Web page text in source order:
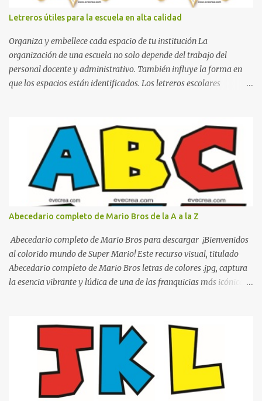
Letreros útiles para la escuela en alta calidad
Organiza y embellece cada espacio de tu institución La
organización de una escuela no solo depende del trabajo del
personal docente y administrativo. También influye la forma en
que los espacios están identificados. Los letreros escolares
decorativo que hace que la institución luzca más ordenada,
moderna y acogedora. Pensando en esta necesidad, he diseñado
una colección de letreros útiles para la escuela con un estilo
elegante, fácil de leer y listo para imprimir en alta calidad. Su
diseño busca combinar funcionalidad y estética, logrando que
cualquier institución educativa proyecte una imagen más
organizada y profesional. ¿Por qué son importantes los letreros
escolares? En una escuela conviven diariamente cientos de
personas. Para quienes visitan la institución por primera vez,
encontrar la biblioteca, la dirección o un aula específica puede
resultar c...
Abecedario completo de Mario Bros de la A a la Z
Abecedario completo de Mario Bros para descargar ¡Bienvenidos
al colorido mundo de Super Mario! Este recurso visual, titulado
Abecedario completo de Mario Bros letras de colores .jpg, captura
la esencia vibrante y lúdica de una de las franquicias más icónicas
tipografía clásica y robusta que los fans han reconocido por
décadas. En esta primera sección, el abecedario nos presenta:
Identidad Visual: Un diseño de bloques con bordes negros gruesos
que resaltan sobre cualquier fondo. Paleta de Colores: Una
secuencia dinámica que alterna entre el rojo de Mario, el verde de
Luigi, y los tonos azul y amarillo clásicos de los elementos del